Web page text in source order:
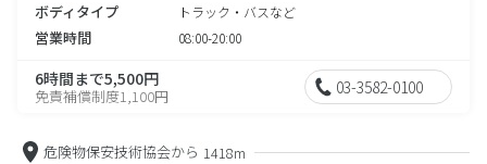
ボディタイプ トラック・バスなど
営業時間 08:00-20:00
6時間まで5,500円
免責補償制度1,100円 03-3582-0100
危険物保安技術協会から 1418m